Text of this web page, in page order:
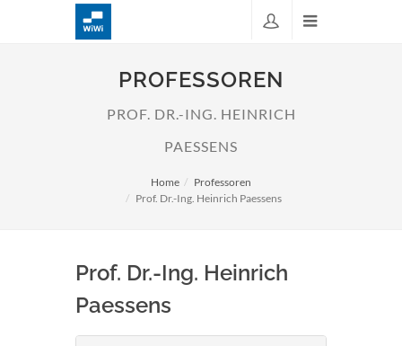
PROFESSOREN
PROF. DR.-ING. HEINRICH
PAESSENS
Home
Professoren
Prof. Dr.-Ing. Heinrich Paessens
Prof. Dr.-Ing. Heinrich
Paessens